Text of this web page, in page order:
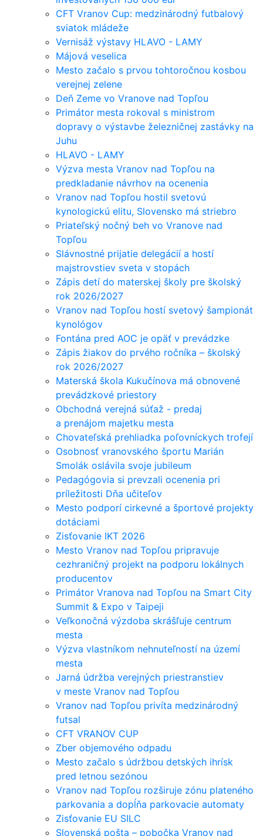
CFT Vranov Cup: medzinárodný futbalový
sviatok mládeže
Vernisáž výstavy HLAVO - LAMY
Májová veselica
Mesto začalo s prvou tohtoročnou kosbou
verejnej zelene
Deň Zeme vo Vranove nad Topľou
Primátor mesta rokoval s ministrom
dopravy o výstavbe železničnej zastávky na
Juhu
HLAVO - LAMY
Výzva mesta Vranov nad Topľou na
predkladanie návrhov na ocenenia
Vranov nad Topľou hostil svetovú
kynologickú elitu, Slovensko má striebro
Priateľský nočný beh vo Vranove nad
Topľou
Slávnostné prijatie delegácií a hostí
majstrovstiev sveta v stopách
Zápis detí do materskej školy pre školský
rok 2026/2027
Vranov nad Topľou hostí svetový šampionát
kynológov
Fontána pred AOC je opäť v prevádzke
Zápis žiakov do prvého ročníka – školský
rok 2026/2027
Materská škola Kukučínova má obnovené
prevádzkové priestory
Obchodná verejná súťaž - predaj
a prenájom majetku mesta
Chovateľská prehliadka poľovníckych trofejí
Osobnosť vranovského športu Marián
Smolák oslávila svoje jubileum
Pedagógovia si prevzali ocenenia pri
príležitosti Dňa učiteľov
Mesto podporí cirkevné a športové projekty
dotáciami
Zisťovanie IKT 2026
Mesto Vranov nad Topľou pripravuje
cezhraničný projekt na podporu lokálnych
producentov
Primátor Vranova nad Topľou na Smart City
Summit & Expo v Taipeji
Veľkonočná výzdoba skrášľuje centrum
mesta
Výzva vlastníkom nehnuteľností na území
mesta
Jarná údržba verejných priestranstiev
v meste Vranov nad Topľou
Vranov nad Topľou privíta medzinárodný
futsal
CFT VRANOV CUP
Zber objemového odpadu
Mesto začalo s údržbou detských ihrísk
pred letnou sezónou
Vranov nad Topľou rozširuje zónu plateného
parkovania a dopĺňa parkovacie automaty
Zisťovanie EU SILC
Slovenská pošta – pobočka Vranov nad